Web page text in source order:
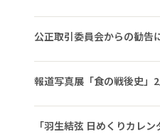
公正取引委員会からの勧告
報道写真展「食の戦後史」
「羽生結弦 日めくりカレ